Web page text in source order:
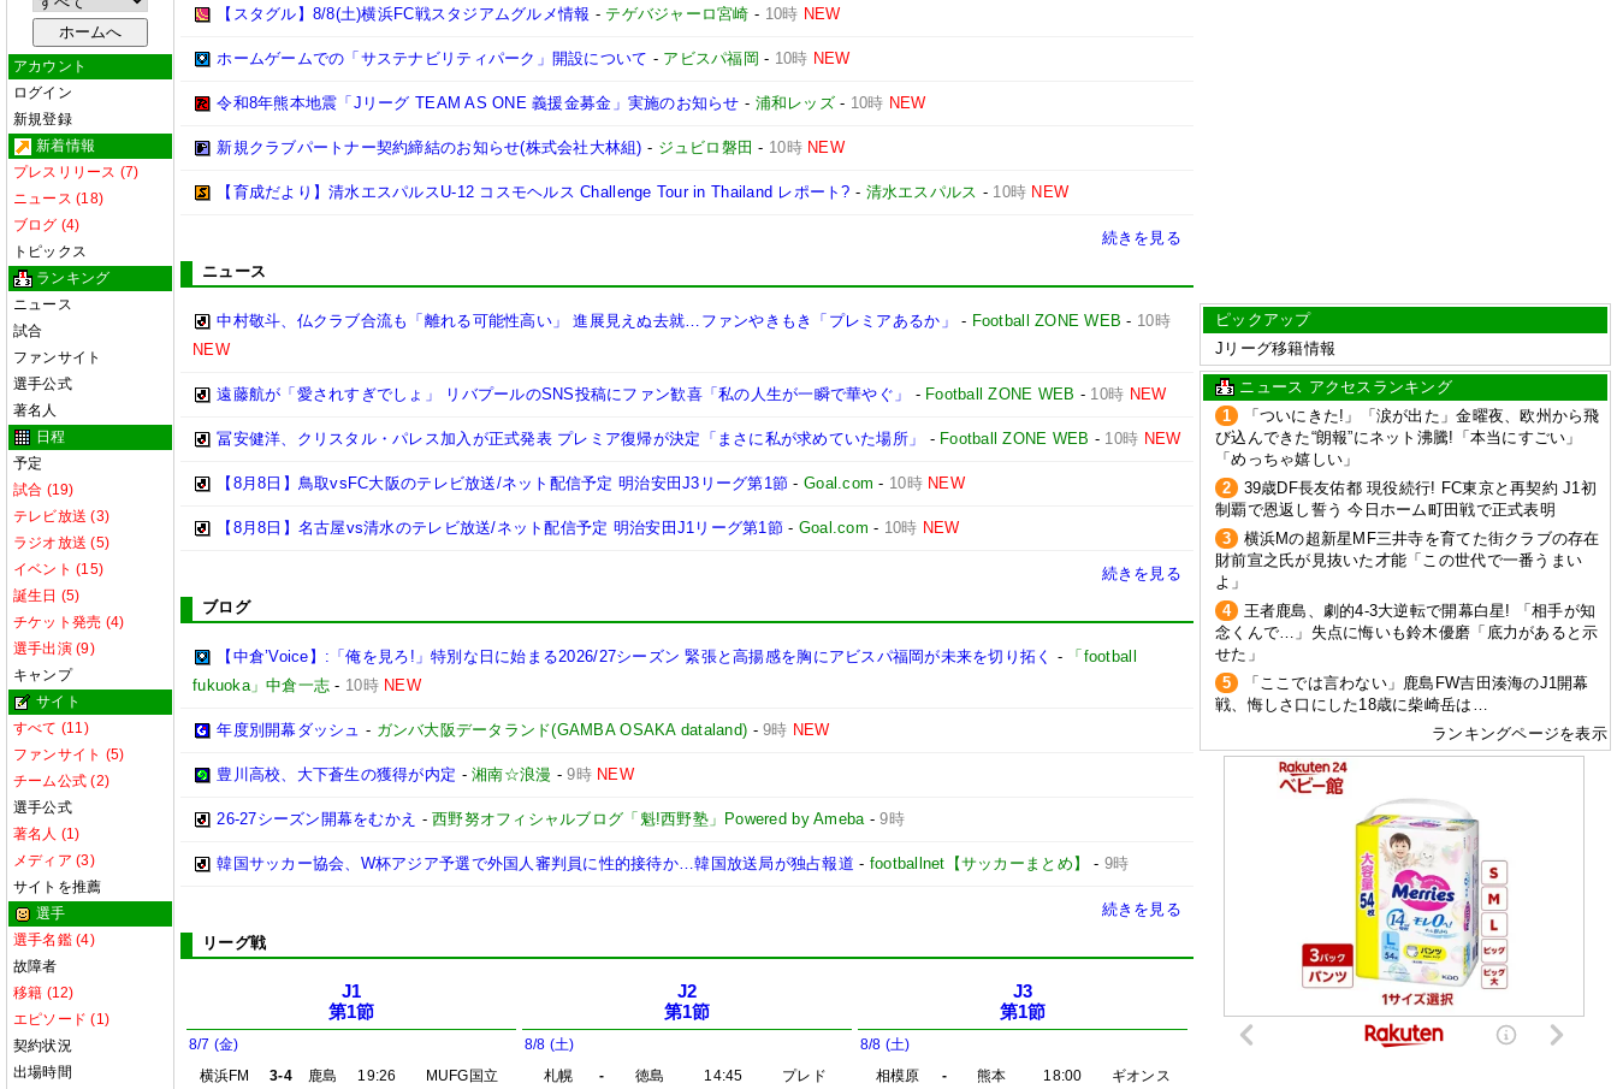
アカウント
ログイン
新規登録
新着情報
プレスリリース (7)
ニュース (18)
ブログ (4)
トピックス
ランキング
ニュース
試合
ファンサイト
選手公式
著名人
日程
予定
試合 (19)
テレビ放送 (3)
ラジオ放送 (5)
イベント (15)
誕生日 (5)
チケット発売 (4)
選手出演 (9)
キャンプ
サイト
すべて (11)
ファンサイト (5)
チーム公式 (2)
選手公式
著名人 (1)
メディア (3)
サイトを推薦
選手
選手名鑑 (4)
故障者
移籍 (12)
エピソード (1)
契約状況
出場時間
【スタグル】8/8(土)横浜FC戦スタジアムグルメ情報 - テゲバジャーロ宮崎 - 10時 NEW
ホームゲームでの「サステナビリティパーク」開設について - アビスパ福岡 - 10時 NEW
令和8年熊本地震「Jリーグ TEAM AS ONE 義援金募金」実施のお知らせ - 浦和レッズ- 10時 NEW
新規クラブパートナー契約締結のお知らせ(株式会社大林組) - ジュビロ磐田 - 10時 NEW
【育成だより】清水エスパルスU-12 コスモヘルス Challenge Tour in Thailand レポート? - 清水エスパルス - 10時 NEW
続きを見る
ニュース
中村敬斗、仏クラブ合流も「離れる可能性高い」 進展見えぬ去就…ファンやきもき「プレミアあるか」 - Football ZONE WEB - 10時
NEW
遠藤航が「愛されすぎでしょ」 リバプールのSNS投稿にファン歓喜「私の人生が一瞬で華やぐ」 - Football ZONE WEB - 10時 NEW
冨安健洋、クリスタル・パレス加入が正式発表 プレミア復帰が決定「まさに私が求めていた場所」 - Football ZONE WEB - 10時 NEW
【8月8日】鳥取vsFC大阪のテレビ放送/ネット配信予定 明治安田J3リーグ第1節 -Goal.com - 10時 NEW
【8月8日】名古屋vs清水のテレビ放送/ネット配信予定 明治安田J1リーグ第1節 - Goal.com - 10時 NEW
続きを見る
ブログ
【中倉’Voice】:「俺を見ろ!」特別な日に始まる2026/27シーズン 緊張と高揚感を胸にアビスパ福岡が未来を切り拓く -
「football
fukuoka」中倉一志 - 10時 NEW
年度別開幕ダッシュ - ガンバ大阪データランド(GAMBA OSAKA dataland) -9時 NEW
豊川高校、大下蒼生の獲得が内定 -湘南☆浪漫 -9時 NEW
26-27シーズン開幕をむかえ -西野努オフィシャルブログ「魁!西野塾」Powered by Ameba-9時
韓国サッカー協会、W杯アジア予選で外国人審判員に性的接待か…韓国放送局が独占報道 - footballnet【サッカーまとめ】 - 9時
続きを見る
リーグ戦
J1
第1節
8/7 (金)
横浜FM
3-4 鹿島 19:26
MUFG国立
J2
第1節
8/8 (土)
札幌
- 徳島 14:45
プレド
J3
第1節
8/8 (土)
相模原
- 熊本 18:00
ギオンス
ピックアップ
Jリーグ移籍情報
ニュース アクセスランキング
1
「ついにきた!」「涙が出た」金曜夜、欧州から飛
び込んできた“朗報”にネット沸騰!「本当にすごい」
「めっちゃ嬉しい」
2
39歳DF長友佑都 現役続行! FC東京と再契約 J1初
制覇で恩返し誓う 今日ホーム町田戦で正式表明
3
横浜Mの超新星MF三井寺を育てた街クラブの存在
財前宣之氏が見抜いた才能「この世代で一番うまい
よ」
4
王者鹿島、劇的4-3大逆転で開幕白星! 「相手が知
念くんで…」失点に悔いも鈴木優磨「底力があると示
せた」
5
「ここでは言わない」鹿島FW吉田湊海のJ1開幕
戦、悔しさ口にした18歳に柴崎岳は…
ランキングページを表示